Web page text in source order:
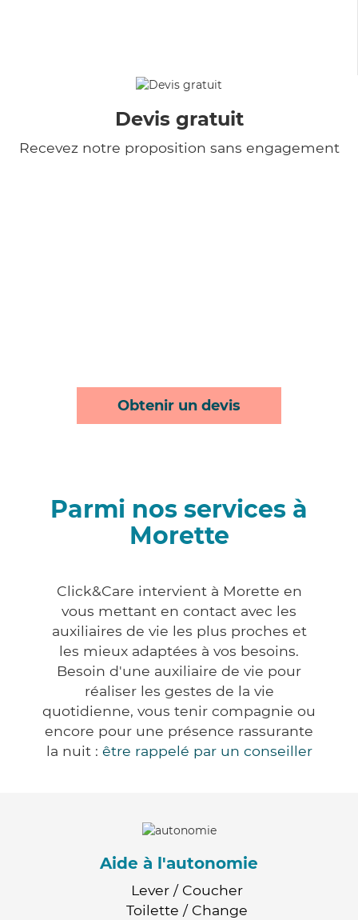
Devis gratuit
Recevez notre proposition sans engagement
Obtenir un devis
Parmi nos services à
Morette
Click&Care intervient à Morette en
vous mettant en contact avec les
auxiliaires de vie les plus proches et
les mieux adaptées à vos besoins.
Besoin d'une auxiliaire de vie pour
réaliser les gestes de la vie
quotidienne, vous tenir compagnie ou
encore pour une présence rassurante
la nuit : être rappelé par un conseiller
Aide à l'autonomie
Lever / Coucher
Toilette / Change